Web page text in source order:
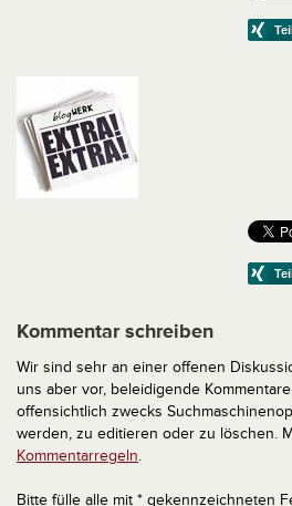
Kommentar schreiben
Wir sind sehr an einer offenen
uns aber vor, beleidigende
offensichtlich zwecks
werden, zu editieren oder zu löschen.
Kommentarregeln.
Bitte fülle alle mit * gekennzeichneten